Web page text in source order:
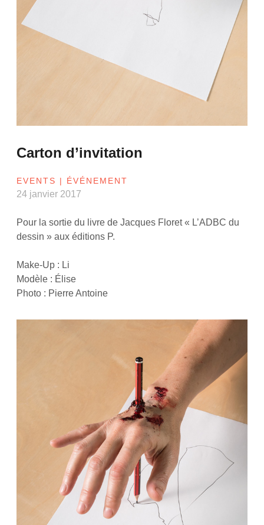
Carton d’invitation
EVENTS | ÉVÉNEMENT
24 janvier 2017
Pour la sortie du livre de Jacques Floret « L’ADBC du
dessin » aux éditions P.
Make-Up : Li
Modèle : Élise
Photo : Pierre Antoine